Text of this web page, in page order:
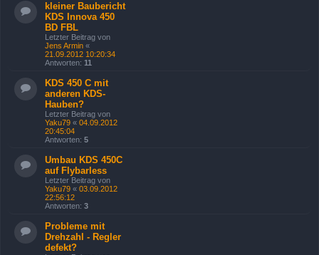
kleiner Baubericht
KDS Innova 450
BD FBL
Letzter Beitrag von
Jens Armin «
21.09.2012 10:20:34
Antworten: 11
KDS 450 C mit
anderen KDS-
Hauben?
Letzter Beitrag von
Yaku79 « 04.09.2012
20:45:04
Antworten: 5
Umbau KDS 450C
auf Flybarless
Letzter Beitrag von
Yaku79 « 03.09.2012
22:56:12
Antworten: 3
Probleme mit
Drehzahl - Regler
defekt?